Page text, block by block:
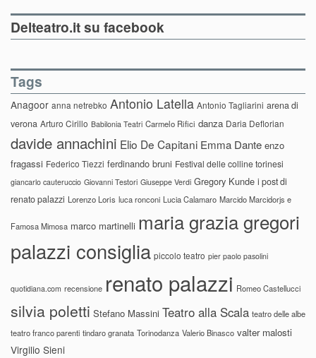
Delteatro.it su facebook
Tags
Anagoor anna netrebko Antonio Latella Antonio Tagliarini arena di
verona Arturo Cirillo Babilonia Teatri Carmelo Rifici danza Daria Deflorian
davide annachini Elio De Capitani Emma Dante enzo
fragassi Federico Tiezzi ferdinando bruni Festival delle colline torinesi
giancarlo cauteruccio Giovanni Testori Giuseppe Verdi Gregory Kunde i post di
renato palazzi Lorenzo Loris luca ronconi Lucia Calamaro Marcido Marcidorjs e
Famosa Mimosa marco martinelli maria grazia gregori
palazzi consiglia piccolo teatro pier paolo pasolini
quotidiana.com recensione renato palazzi Romeo Castellucci
silvia poletti Stefano Massini Teatro alla Scala teatro delle albe
teatro franco parenti tindaro granata Torinodanza Valerio Binasco valter malosti
Virgilio Sieni